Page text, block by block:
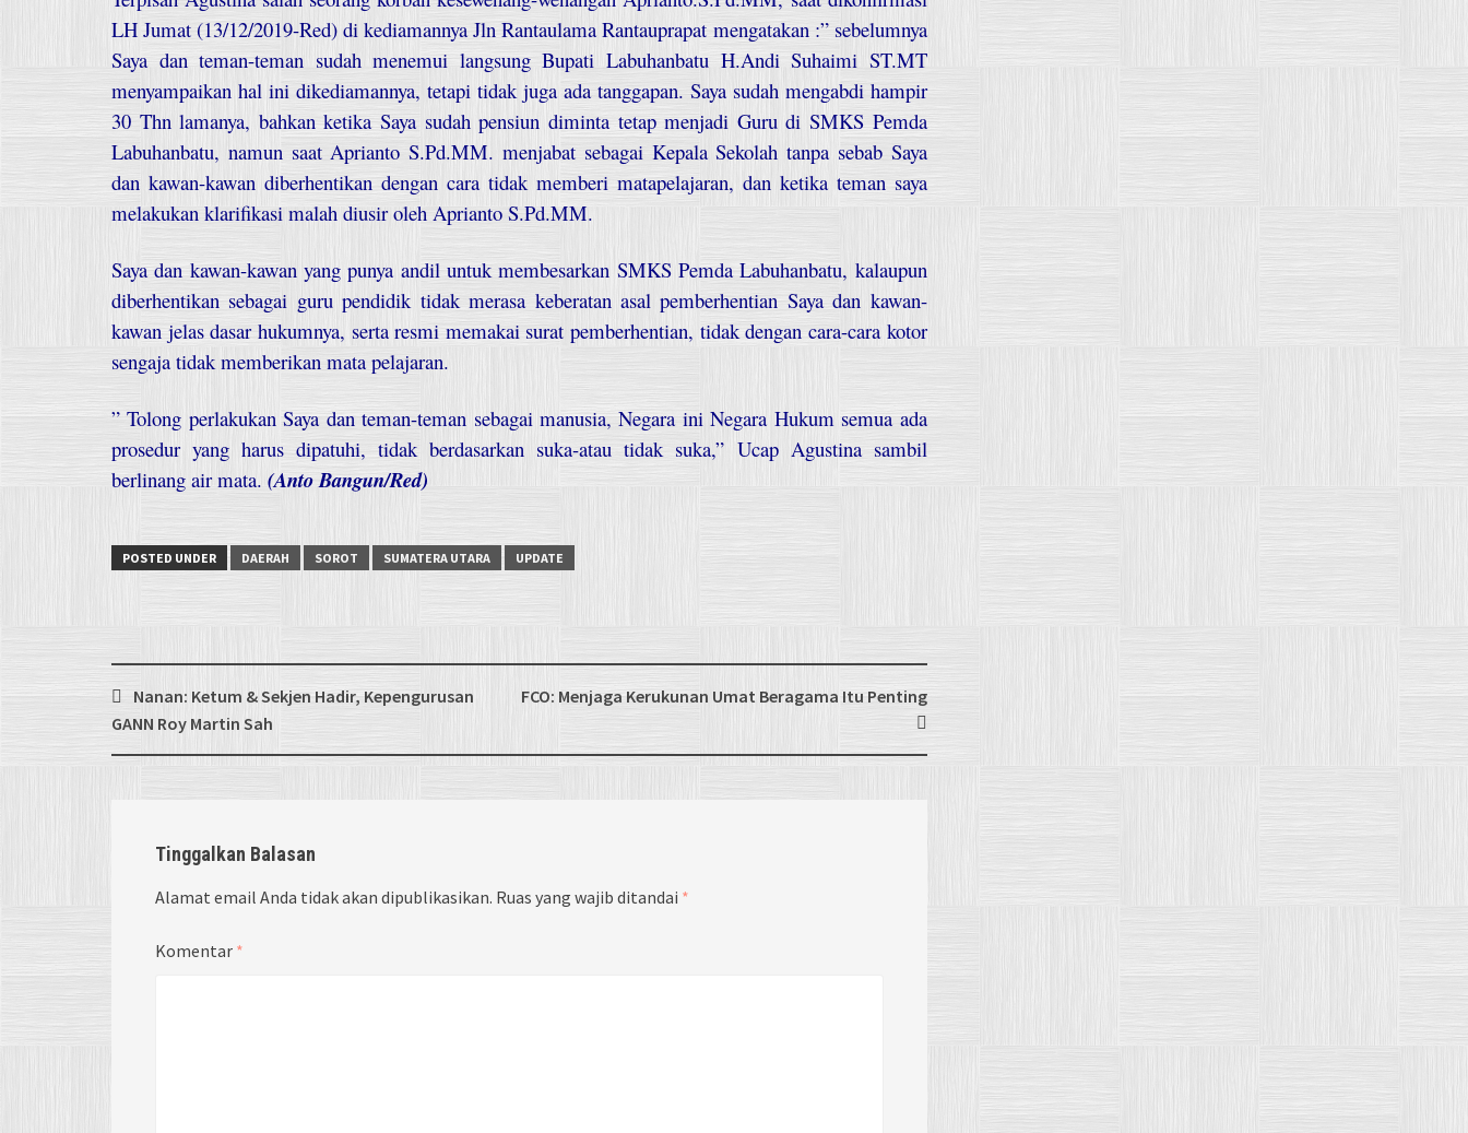
LH Jumat (13/12/2019-Red) di kediamannya Jln Rantaulama Rantauprapat mengatakan :” sebelumnya
Saya dan teman-teman sudah menemui langsung Bupati Labuhanbatu H.Andi Suhaimi ST.MT
menyampaikan hal ini dikediamannya, tetapi tidak juga ada tanggapan. Saya sudah mengabdi hampir
30 Thn lamanya, bahkan ketika Saya sudah pensiun diminta tetap menjadi Guru di SMKS Pemda
Labuhanbatu, namun saat Aprianto S.Pd.MM. menjabat sebagai Kepala Sekolah tanpa sebab Saya
dan kawan-kawan diberhentikan dengan cara tidak memberi matapelajaran, dan ketika teman saya
melakukan klarifikasi malah diusir oleh Aprianto S.Pd.MM.
Saya dan kawan-kawan yang punya andil untuk membesarkan SMKS Pemda Labuhanbatu, kalaupun
diberhentikan sebagai guru pendidik tidak merasa keberatan asal pemberhentian Saya dan kawan-
kawan jelas dasar hukumnya, serta resmi memakai surat pemberhentian, tidak dengan cara-cara kotor
sengaja tidak memberikan mata pelajaran.
” Tolong perlakukan Saya dan teman-teman sebagai manusia, Negara ini Negara Hukum semua ada
prosedur yang harus dipatuhi, tidak berdasarkan suka-atau tidak suka,” Ucap Agustina sambil
berlinang air mata. (Anto Bangun/Red)
POSTED UNDER DAERAH SOROT SUMATERA UTARA UPDATE
Post
navigation
Nanan: Ketum & Sekjen Hadir, Kepengurusan
GANN Roy Martin Sah
FCO: Menjaga Kerukunan Umat Beragama Itu Penting
Tinggalkan Balasan
Alamat email Anda tidak akan dipublikasikan. Ruas yang wajib ditandai *
Komentar *